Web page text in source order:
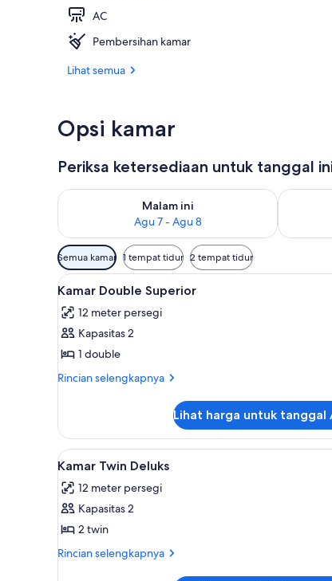
AC
Pembersihan kamar
Lihat semua
Opsi kamar
Periksa ketersediaan untuk tanggal
Malam ini
Agu 7 - Agu 8
Periksa ketersediaan untuk malam ini Agu 7 -
Periksa
Filter
tersedia
untuk
kamar
Semua kamar 1 tempat tidur 2 tempat tidur
Lihat
semua
foto
untuk
Kamar
Double
Tirai kedap cahaya dan
5
Kamar Double Superior
12 meter persegi
Kapasitas 2
1 double
Rincian selengkapnya
Rincian
Kamar
Double
Superior
Lihat harga untuk tanggal
Lihat
semua
foto
untuk
Kamar
Twin
Tirai kedap cahaya dan
5
Kamar Twin Deluks
12 meter persegi
Kapasitas 2
2 twin
Rincian selengkapnya
Rincian